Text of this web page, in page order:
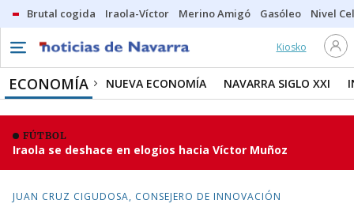
Brutal cogida Iraola-Víctor Merino Amigó Gasóleo Nivel
Kiosko
ECONOMÍA NUEVA ECONOMÍA NAVARRA SIGLO XXI
FÚTBOL
Iraola se deshace en elogios hacia Víctor Muñoz
JUAN CRUZ CIGUDOSA, CONSEJERO DE INNOVACIÓN